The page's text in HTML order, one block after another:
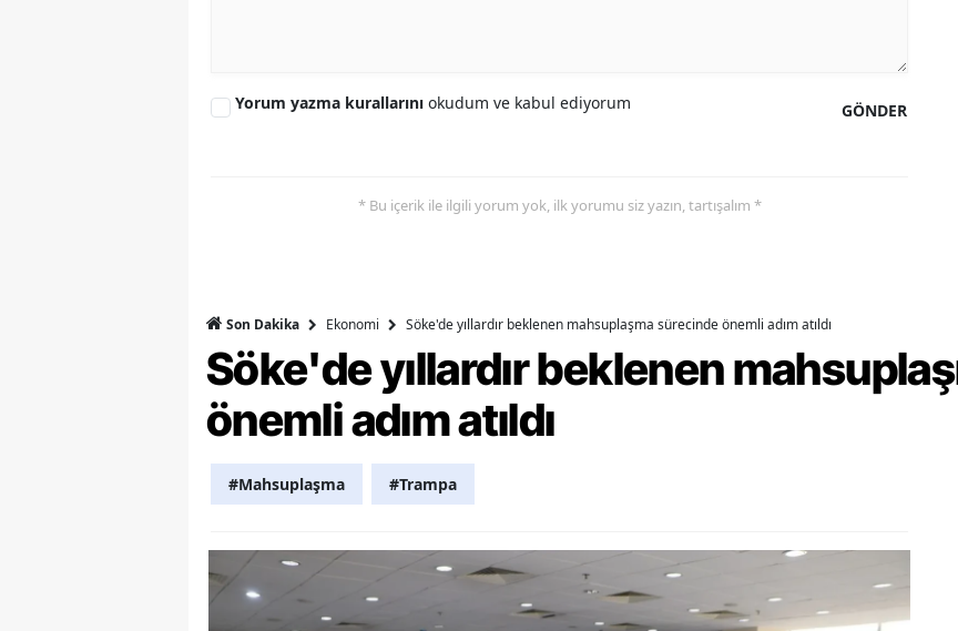
Osmaniye
Düzce
GÖNDER
Yorum yazma kurallarını okudum ve kabul ediyorum
* Bu içerik ile ilgili yorum yok, ilk yorumu siz yazın, tartışalım *
Son Dakika Ekonomi Söke'de yıllardır beklenen mahsuplaşma sürecinde önemli adım atıldı
Söke'de yıllardır beklenen
önemli adım atıldı
#Mahsuplaşma #Trampa